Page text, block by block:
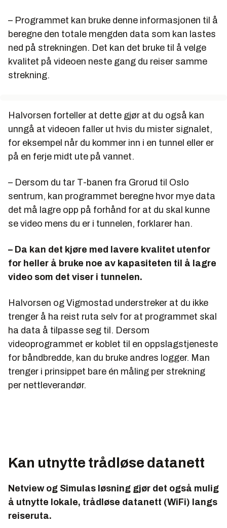
– Programmet kan bruke denne informasjonen til å
beregne den totale mengden data som kan lastes
ned på strekningen. Det kan det bruke til å velge
kvalitet på videoen neste gang du reiser samme
strekning.
Halvorsen forteller at dette gjør at du også kan
unngå at videoen faller ut hvis du mister signalet,
for eksempel når du kommer inn i en tunnel eller er
på en ferje midt ute på vannet.
– Dersom du tar T-banen fra Grorud til Oslo
sentrum, kan programmet beregne hvor mye data
det må lagre opp på forhånd for at du skal kunne
se video mens du er i tunnelen, forklarer han.
– Da kan det kjøre med lavere kvalitet utenfor
for heller å bruke noe av kapasiteten til å lagre
video som det viser i tunnelen.
Halvorsen og Vigmostad understreker at du ikke
trenger å ha reist ruta selv for at programmet skal
ha data å tilpasse seg til. Dersom
videoprogrammet er koblet til en oppslagstjeneste
for båndbredde, kan du bruke andres logger. Man
trenger i prinsippet bare én måling per strekning
per nettleverandør.
Kan utnytte trådløse datanett
Netview og Simulas løsning gjør det også mulig
å utnytte lokale, trådløse datanett (WiFi) langs
reiseruta.